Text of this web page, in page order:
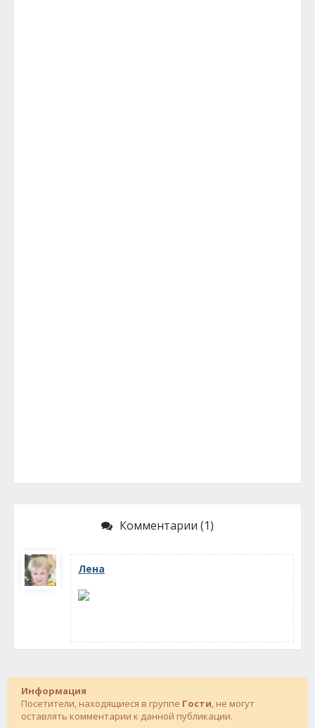
Комментарии (1)
Лена
Информация
Посетители, находящиеся в группе Гости, не могут
оставлять комментарии к данной публикации.